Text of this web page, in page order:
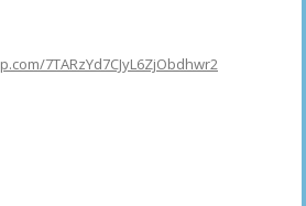
7TARzYd7CJyL6ZjObdhwr2